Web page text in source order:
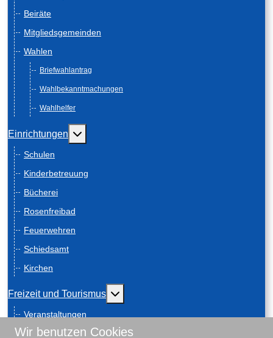
Beiräte
Mitgliedsgemeinden
Wahlen
Briefwahlantrag
Wahlbekanntmachungen
Wahlhelfer
Einrichtungen Weitere Informationen: Einrichtungen
Schulen
Kinderbetreuung
Bücherei
Rosenfreibad
Feuerwehren
Schiedsamt
Kirchen
Freizeit und Tourismus Weitere Informationen: Freizeit und
Veranstaltungen
Anreise
Wir benutzen Cookies